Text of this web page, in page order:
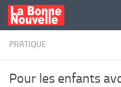
Skip to content
PRATIQUE
Pour les enfants